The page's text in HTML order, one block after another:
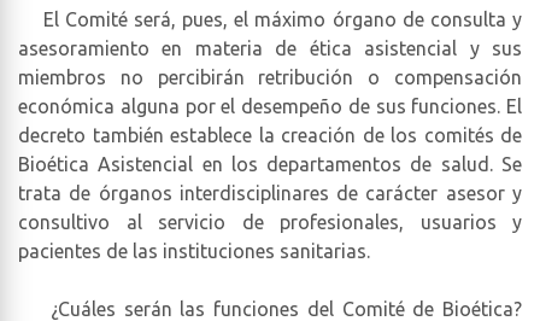
El Comité será, pues, el máximo órgano de consulta y
asesoramiento en materia de ética asistencial y sus
miembros no percibirán retribución o compensación
económica alguna por el desempeño de sus funciones. El
decreto también establece la creación de los comités de
Bioética Asistencial en los departamentos de salud. Se
trata de órganos interdisciplinares de carácter asesor y
consultivo al servicio de profesionales, usuarios y
pacientes de las instituciones sanitarias.
¿Cuáles serán las funciones del Comité de Bioética?